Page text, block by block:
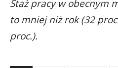
Staż pracy w obecnym
to mniej niż rok (32
proc.).